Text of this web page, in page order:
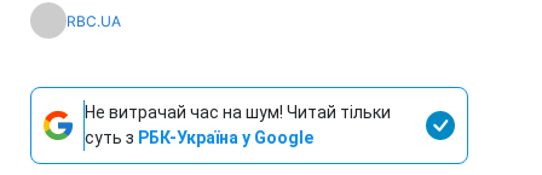
RBC.UA
Не витрачай час на шум! Читай тільки
суть з РБК-Україна у Google